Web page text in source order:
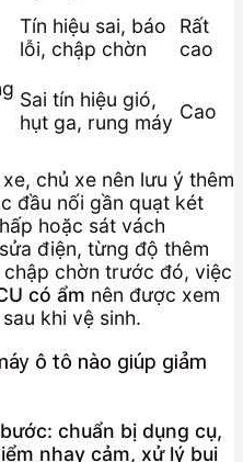
Tín hiệu sai, báo
lỗi, chập chờn
Rất
cao
Sai tín hiệu gió,
hụt ga, rung máy Cao
chủ xe nên lưu ý thêm
đầu nối gần quạt két
hoặc sát vách
điện, từng độ thêm
chờn trước đó, việc
có ẩm nên được xem
khi vệ sinh.
ô tô nào giúp giảm
chuẩn bị dụng cụ,
nhạy cảm, xử lý bụi